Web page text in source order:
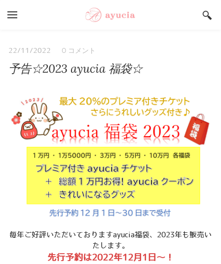
Salon ayucia Top
サロンご予約状況
店舗総合案内
採用情報
22/11/2022 0 コメント
予告☆2023 ayucia 福袋☆
毎年ご好評いただいておりますayucia福袋、2023年も販売い
たします。
先行予約は2022年12月1日～！